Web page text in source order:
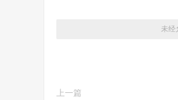
未经
上一篇